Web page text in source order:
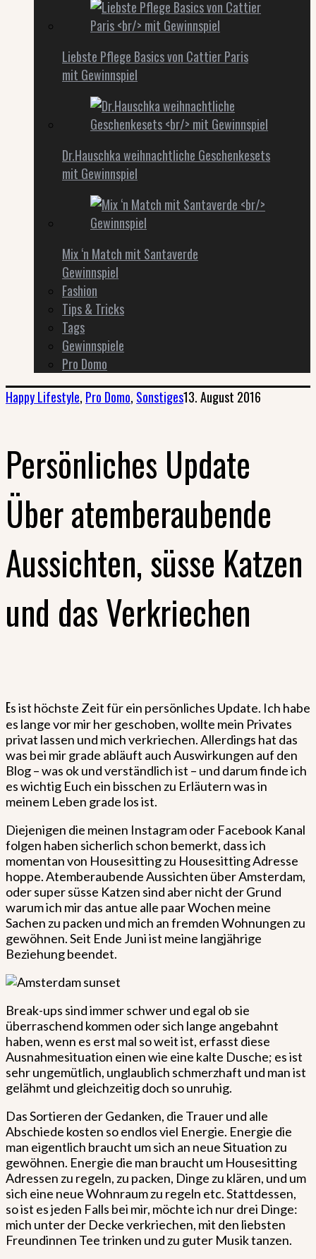
Liebste Pflege Basics von Cattier Paris
mit Gewinnspiel
Dr.Hauschka weihnachtliche Geschenkesets
mit Gewinnspiel
Mix ‘n Match mit Santaverde
Gewinnspiel
Fashion
Tips & Tricks
Tags
Gewinnspiele
Pro Domo
Happy Lifestyle, Pro Domo, Sonstiges13. August 2016
Persönliches Update
Über atemberaubende
Aussichten, süsse Katzen
und das Verkriechen
Es ist höchste Zeit für ein persönliches Update. Ich habe
es lange vor mir her geschoben, wollte mein Privates
privat lassen und mich verkriechen. Allerdings hat das
was bei mir grade abläuft auch Auswirkungen auf den
Blog – was ok und verständlich ist – und darum finde ich
es wichtig Euch ein bisschen zu Erläutern was in
meinem Leben grade los ist.
Diejenigen die meinen Instagram oder Facebook Kanal
folgen haben sicherlich schon bemerkt, dass ich
momentan von Housesitting zu Housesitting Adresse
hoppe. Atemberaubende Aussichten über Amsterdam,
oder super süsse Katzen sind aber nicht der Grund
warum ich mir das antue alle paar Wochen meine
Sachen zu packen und mich an fremden Wohnungen zu
gewöhnen. Seit Ende Juni ist meine langjährige
Beziehung beendet.
Break-ups sind immer schwer und egal ob sie
überraschend kommen oder sich lange angebahnt
haben, wenn es erst mal so weit ist, erfasst diese
Ausnahmesituation einen wie eine kalte Dusche; es ist
sehr ungemütlich, unglaublich schmerzhaft und man ist
gelähmt und gleichzeitig doch so unruhig.
Das Sortieren der Gedanken, die Trauer und alle
Abschiede kosten so endlos viel Energie. Energie die
man eigentlich braucht um sich an neue Situation zu
gewöhnen. Energie die man braucht um Housesitting
Adressen zu regeln, zu packen, Dinge zu klären, und um
sich eine neue Wohnraum zu regeln etc. Stattdessen,
so ist es jeden Falls bei mir, möchte ich nur drei Dinge:
mich unter der Decke verkriechen, mit den liebsten
Freundinnen Tee trinken und zu guter Musik tanzen.